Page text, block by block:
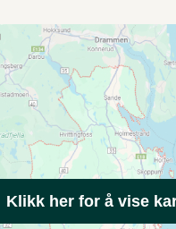
Klikk her for å vise